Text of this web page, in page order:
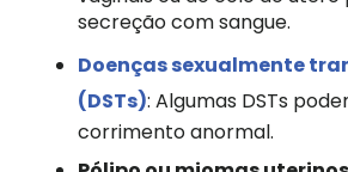
secreção com sangue.
Doenças sexualmente
(DSTs): Algumas DSTs
corrimento anormal.